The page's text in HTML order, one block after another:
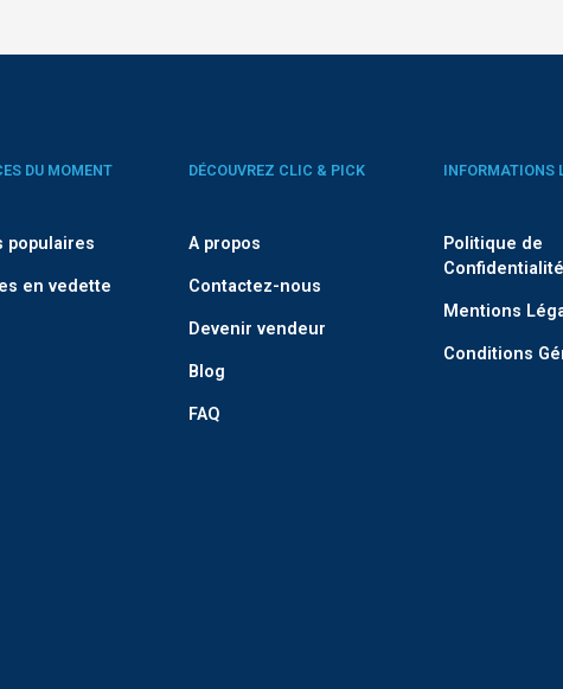
DU MOMENT
populaires
en vedette
DÉCOUVREZ CLIC & PICK
A propos
Contactez-nous
Devenir vendeur
Blog
FAQ
INFORMATIONS
Politique de
Confidentialité
Mentions
Conditions